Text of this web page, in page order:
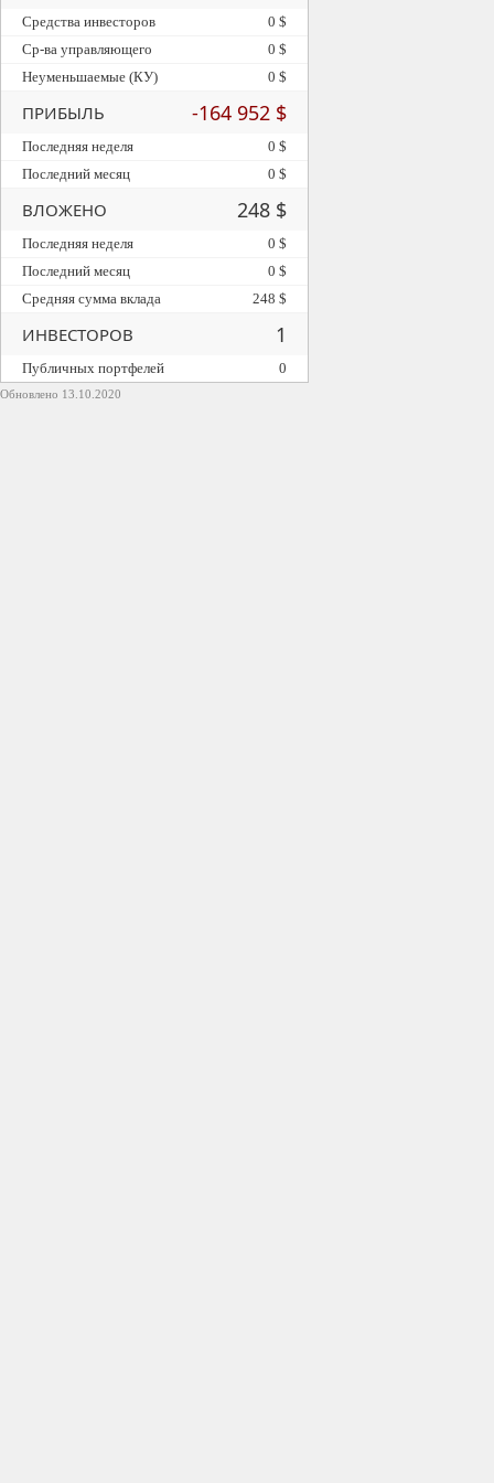
Обновлено 13.10.2020
Средства инвесторов
0 $
Ср-ва управляющего
0 $
Неуменьшаемые (КУ)
0 $
ПРИБЫЛЬ -164 952 $
Последняя неделя
0 $
Последний месяц
0 $
ВЛОЖЕНО 248 $
Последняя неделя
0 $
Последний месяц
0 $
Средняя сумма вклада
248 $
ИНВЕСТОРОВ 1
Публичных портфелей 0